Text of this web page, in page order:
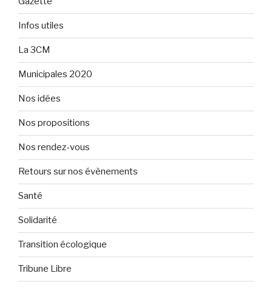
Infos utiles
La 3CM
Municipales 2020
Nos idées
Nos propositions
Nos rendez-vous
Retours sur nos évènements
Santé
Solidarité
Transition écologique
Tribune Libre